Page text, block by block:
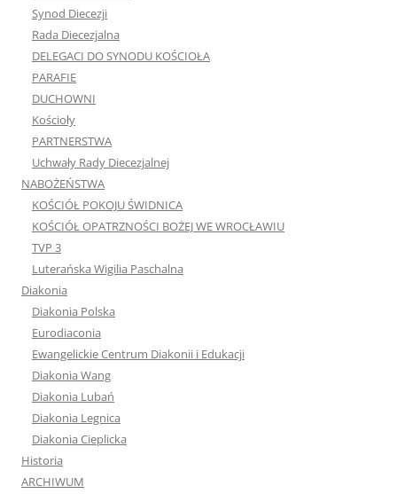
Synod Diecezji
Rada Diecezjalna
DELEGACI DO SYNODU KOŚCIOŁA
PARAFIE
DUCHOWNI
Kościoły
PARTNERSTWA
Uchwały Rady Diecezjalnej
NABOŻEŃSTWA
KOŚCIÓŁ POKOJU ŚWIDNICA
KOŚCIÓŁ OPATRZNOŚCI BOŻEJ WE WROCŁAWIU
TVP 3
Luterańska Wigilia Paschalna
Diakonia
Diakonia Polska
Eurodiaconia
Ewangelickie Centrum Diakonii i Edukacji
Diakonia Wang
Diakonia Lubań
Diakonia Legnica
Diakonia Cieplicka
Historia
ARCHIWUM